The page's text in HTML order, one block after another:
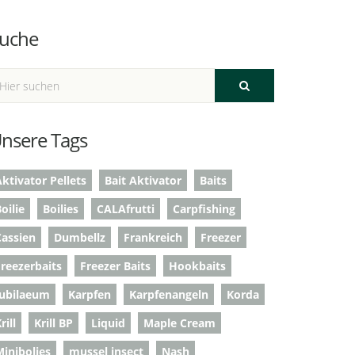
Tags
Pellets Bait Aktivator
Baits
Boilies CALAfrutti
Carpfishing
Dumbellz Frankreich
Freezer
Freezer Baits
Hookbaits
Karpfen Karpfenangeln
Korda
Krill BP Liquid
Maple Cream
mussel insect
Nash